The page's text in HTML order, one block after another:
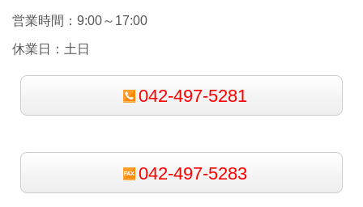
営業時間：9:00～17:00
休業日：土日
042-497-5281
042-497-5283